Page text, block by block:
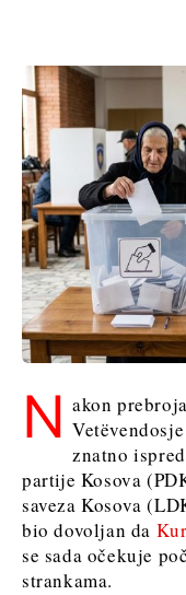
N akon
znatno
partije Kosova
saveza Kosova
bio dovoljan da
se sada očekuje
strankama.